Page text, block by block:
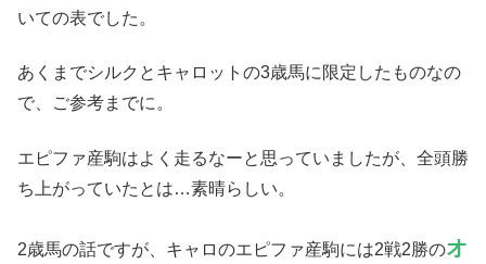
いての表でした。
あくまでシルクとキャロットの3歳馬に限定したものなの
で、ご参考までに。
エピファ産駒はよく走るなーと思っていましたが、全頭勝
ち上がっていたとは…素晴らしい。
2歳馬の話ですが、キャロのエピファ産駒には2戦2勝のオ